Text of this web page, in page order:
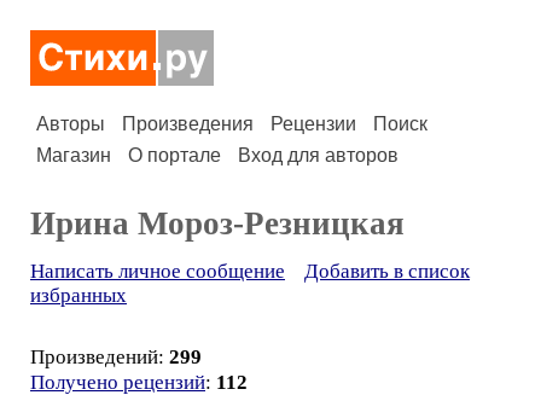
Авторы Произведения Рецензии
Поиск
Магазин
О портале Вход для авторов
Ирина Мороз-Резницкая
Написать личное сообщение
Добавить в список
избранных
Произведений: 299
Получено рецензий: 112